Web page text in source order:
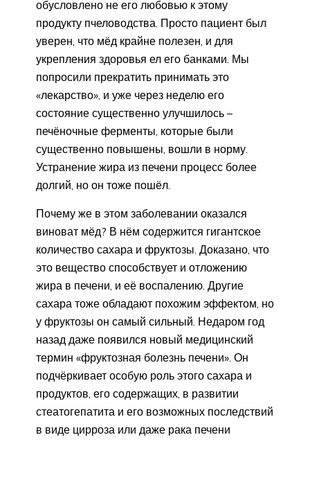
обусловлено не его любовью к этому
продукту пчеловодства. Просто пациент был
уверен, что мёд крайне полезен, и для
укрепления здоровья ел его банками. Мы
попросили прекратить принимать это
«лекарство», и уже через неделю его
состояние существенно улучшилось –
печёночные ферменты, которые были
существенно повышены, вошли в норму.
Устранение жира из печени процесс более
долгий, но он тоже пошёл.
Почему же в этом заболевании оказался
виноват мёд? В нём содержится гигантское
количество сахара и фруктозы. Доказано, что
это вещество способствует и отложению
жира в печени, и её воспалению. Другие
сахара тоже обладают похожим эффектом, но
у фруктозы он самый сильный. Недаром год
назад даже появился новый медицинский
термин «фруктозная болезнь печени». Он
подчёркивает особую роль этого сахара и
продуктов, его содержащих, в развитии
стеатогепатита и его возможных последствий
в виде цирроза или даже рака печени